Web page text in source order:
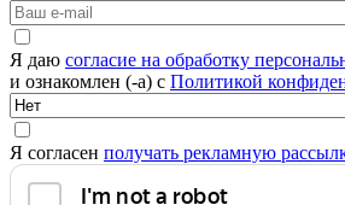
Я даю согласие на обработку
и ознакомлен (-а) с Политикой
Я согласен получать рекламную